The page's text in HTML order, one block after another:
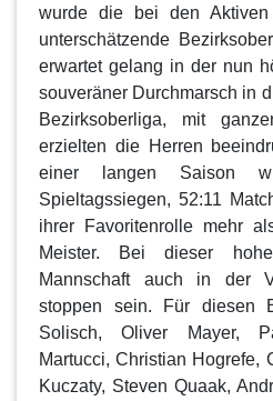
wurde die bei den
unterschätzende
erwartet gelang in der nun
souveräner Durchmarsch in
Bezirksoberliga, mit
erzielten die Herren
einer langen Saison
Spieltagssiegen, 52:11
ihrer Favoritenrolle mehr
Meister. Bei dieser
Mannschaft auch in der
stoppen sein. Für diesen
Solisch, Oliver Mayer,
Martucci, Christian Hogrefe,
Kuczaty, Steven Quaak,